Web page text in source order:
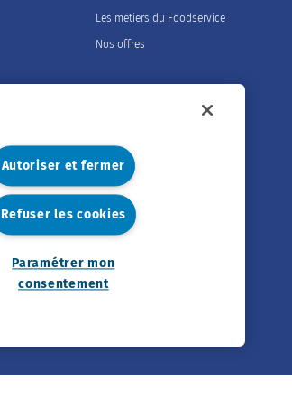
Les métiers du Foodservice
Nos offres
Autoriser et fermer
Refuser les cookies
Paramétrer mon
consentement